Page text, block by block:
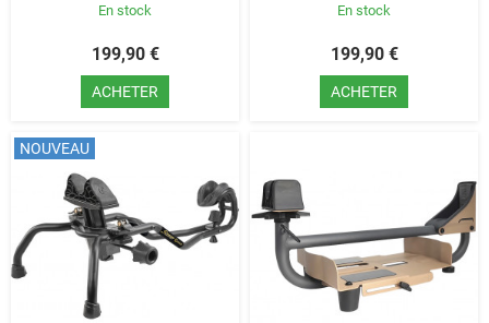
En stock
199,90 €
ACHETER
En stock
199,90 €
ACHETER
NOUVEAU